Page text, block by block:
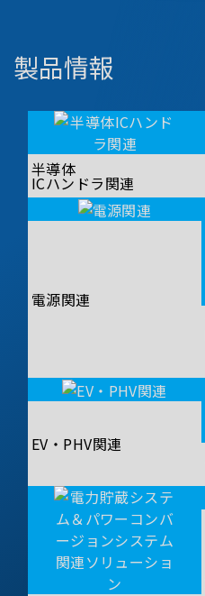
製品情報
半導体
ICハンドラ関連
電源関連
EV・PHV関連